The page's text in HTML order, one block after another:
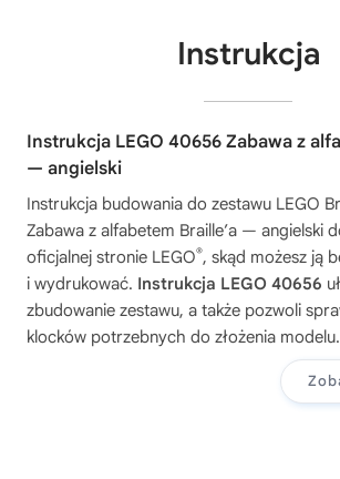
Instrukcja
Instrukcja LEGO 40656 Zabawa z
— angielski
Instrukcja budowania do zestawu LEGO
Zabawa z alfabetem Braille’a — angielski
oficjalnej stronie LEGO®, skąd możesz ją
i wydrukować. Instrukcja LEGO 40656
zbudowanie zestawu, a także pozwoli
klocków potrzebnych do złożenia modelu.